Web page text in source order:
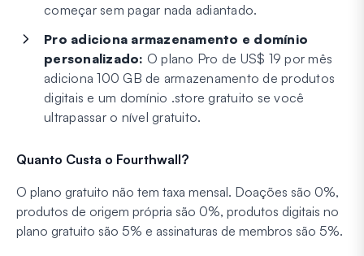
começar sem pagar nada adiantado.
Pro adiciona armazenamento e domínio
personalizado: O plano Pro de US$ 19 por mês
adiciona 100 GB de armazenamento de produtos
digitais e um domínio .store gratuito se você
ultrapassar o nível gratuito.
Quanto Custa o Fourthwall?
O plano gratuito não tem taxa mensal. Doações são 0%,
produtos de origem própria são 0%, produtos digitais no
plano gratuito são 5% e assinaturas de membros são 5%.